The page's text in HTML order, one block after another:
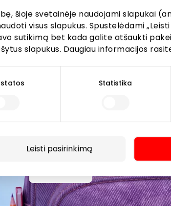
šioje svetainėje naudojami slapukai
visus slapukus. Spustelėdami
sutikimą bet kada galite atšaukti
slapukus. Daugiau informacijos
Statistika
Leisti pasirinkimą
Prenumeruoti
„Prenumeruoti“ sutinki gauti PPC
naujienas. Dėl to AKROPOLIS GROUP,